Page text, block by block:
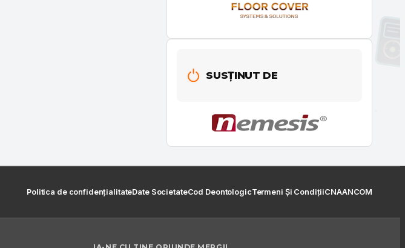
SUSȚINUT DE
Politica de confidențialitateDate SocietateCod DeontologicTermeni Și CondițiiCNAANCOM